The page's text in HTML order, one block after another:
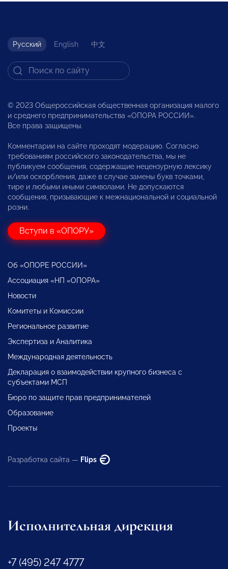
Русский English 中文
© 2023 Общероссийская общественная организация малого
и среднего предпринимательства «ОПОРА РОССИИ».
Все права защищены.
Комментарии на сайте проходят модерацию. Согласно
требованиям российского законодательства, мы не
публикуем сообщения, содержащие нецензурную лексику
и/или оскорбления, даже в случае замены букв точками,
тире и любыми иными символами. Не допускаются
сообщения, призывающие к межнациональной и социальной
розни.
Вступи в «ОПОРУ»
Об «ОПОРЕ РОССИИ»
Ассоциация «НП «ОПОРА»
Новости
Комитеты и Комиссии
Региональное развитие
Экспертиза и Аналитика
Международная деятельность
Декларация о взаимодействии крупного бизнеса с
субъектами МСП
Бюро по защите прав предпринимателей
Образование
Проекты
Разработка сайта — Flips
Исполнительная дирекция
+7 (495) 247 4777